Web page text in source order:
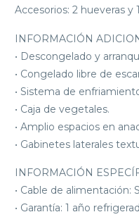
Accesorios: 2 hueveras y
INFORMACIÓN
• Descongelado y
• Congelado libre de
• Sistema de
• Caja de vegetales.
• Amplio espacios en
• Gabinetes laterales
INFORMACIÓN
• Cable de alimentación:
• Garantía: 1 año